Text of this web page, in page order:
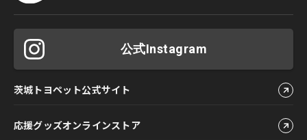
公式Instagram
茨城トヨペット公式サイト
応援グッズオンラインストア